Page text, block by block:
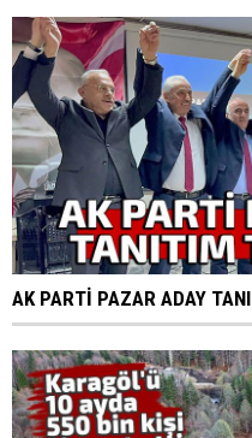
AK PARTİ PAZAR ADAY